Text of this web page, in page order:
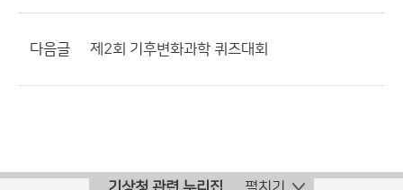
다음글 제2회 기후변화과학 퀴즈대회